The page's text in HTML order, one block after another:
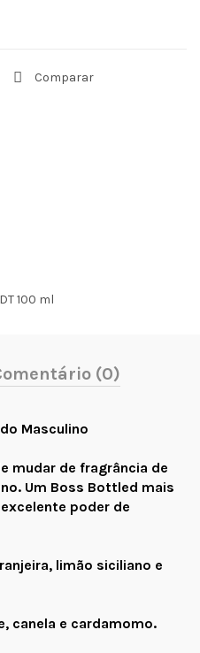
Comparar
(0)
Masculino
mudar de fragrância de
Um Boss Bottled mais
poder de
limão siciliano e
canela e cardamomo.